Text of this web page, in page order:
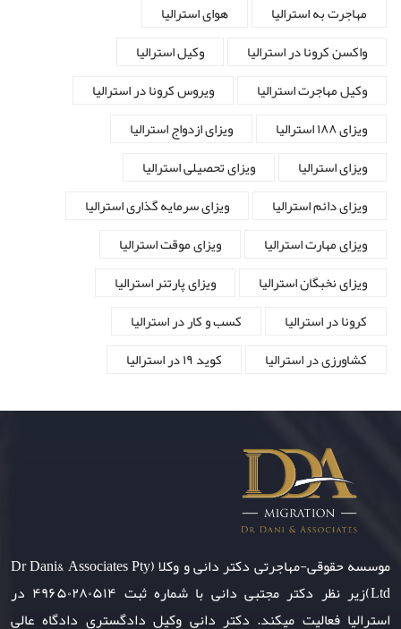
مهاجرت به استرالیا
هوای استرالیا
واکسن کرونا در استرالیا
وکیل استرالیا
وکیل مهاجرت استرالیا
ویروس کرونا در استرالیا
ویزای ۱۸۸ استرالیا
ویزای ازدواج استرالیا
ویزای استرالیا
ویزای تحصیلی استرالیا
ویزای دائم استرالیا
ویزای سرمایه گذاری استرالیا
ویزای مهارت استرالیا
ویزای موقت استرالیا
ویزای نخبگان استرالیا
ویزای پارتنر استرالیا
کرونا در استرالیا
کسب و کار در استرالیا
کشاورزی در استرالیا
کوید ۱۹ در استرالیا
موسسه حقوقی-مهاجرتی دکتر دانی و وکلا (Dr Dani& Associates Pty
Ltd)زیر نظر دکتر مجتبی دانی با شماره ثبت ۴۹۶۵۰۲۸۰۵۱۴ در
استرالیا فعالیت میکند. دکتر دانی وکیل دادگستری دادگاه عالی